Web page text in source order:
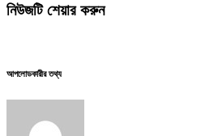
নিউজটি শেয়ার করুন
আপলোডকারীর তথ্য